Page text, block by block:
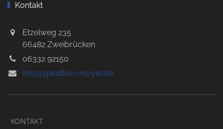
Kontakt
Etzelweg 235
66482 Zweibrücken
06332 92150
info@spedition-mayer.de
KONTAKT